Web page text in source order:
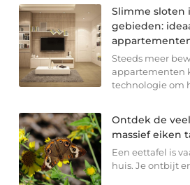
Slimme sloten
gebieden:
Steeds meer
appartementen
technologie om
Ontdek de
massief eiken
Een eettafel is
huis. Je ontbijt er